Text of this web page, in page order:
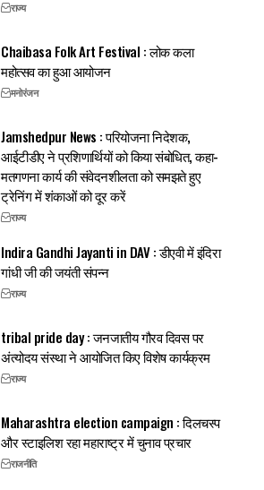
राज्य
Chaibasa Folk Art Festival : लोक कला
महोत्सव का हुआ आयोजन
मनोरंजन
Jamshedpur News : परियोजना निदेशक,
आईटीडीए ने प्रशिणार्थियों को किया संबोधित, कहा-
मतगणना कार्य की संवेदनशीलता को समझते हुए
ट्रेनिंग में शंकाओं को दूर करें
राज्य
Indira Gandhi Jayanti in DAV : डीएवी में इंदिरा
गांधी जी की जयंती संपन्न
राज्य
tribal pride day : जनजातीय गौरव दिवस पर
अंत्योदय संस्था ने आयोजित किए विशेष कार्यक्रम
राज्य
Maharashtra election campaign : दिलचस्प
और स्टाइलिश रहा महाराष्ट्र में चुनाव प्रचार
राजनीति